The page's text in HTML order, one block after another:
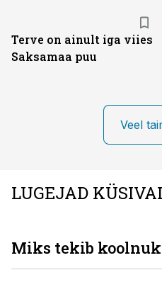
Terve on ainult iga viies
Saksamaa puu
Veel
LUGEJAD
Miks tekib